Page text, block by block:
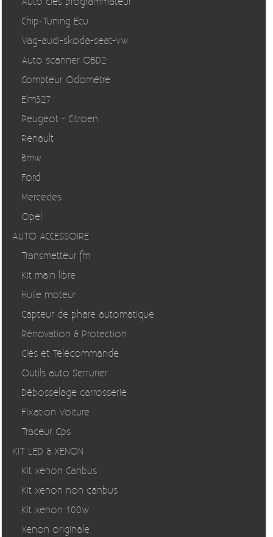
Chip-Tuning Ecu
Vag-audi-skoda-seat-vw
Auto scanner OBD2
Compteur Odomètre
Elm327
Peugeot - Citroen
Renault
Bmw
Ford
Mercedes
Opel
AUTO ACCESSOIRE
Transmetteur fm
Kit main libre
Huile moteur
Capteur de phare automatique
Rénovation & Protection
Clés et Télécommande
Outils auto Serrurier
Débosselage carrosserie
Fixation Voiture
Traceur Gps
KIT LED & XENON
Kit xenon Canbus
Kit xenon non canbus
Kit xenon 100w
Xenon originale